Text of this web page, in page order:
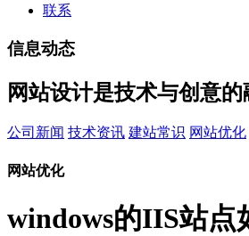
联系
信息动态
网站设计是技术与创意的
公司新闻 技术资讯 建站常识 网站优化
网站优化
windows的IIS站点